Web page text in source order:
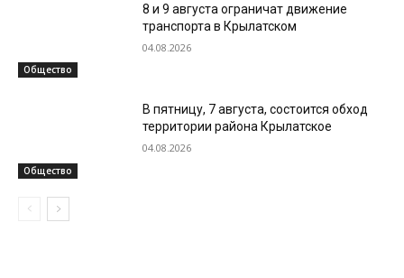
Общество
8 и 9 августа ограничат движение
транспорта в Крылатском
04.08.2026
Общество
В пятницу, 7 августа, состоится обход
территории района Крылатское
04.08.2026